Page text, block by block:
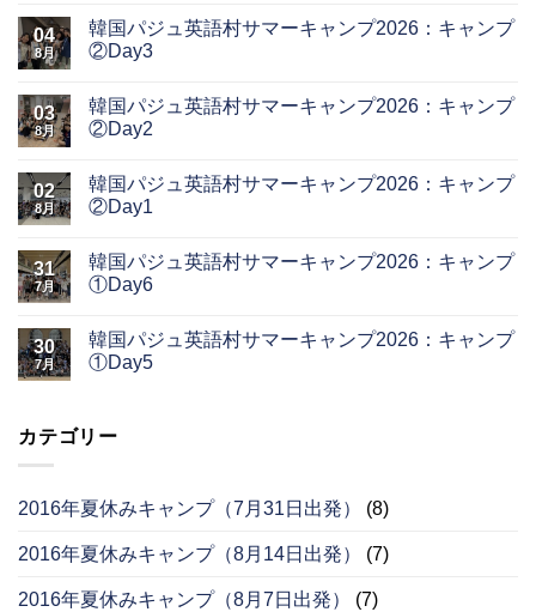
04
8月
韓国パジュ英語村サマーキャンプ2026：キャンプ
②Day3
03
8月
韓国パジュ英語村サマーキャンプ2026：キャンプ
②Day2
02
8月
韓国パジュ英語村サマーキャンプ2026：キャンプ
②Day1
31
7月
韓国パジュ英語村サマーキャンプ2026：キャンプ
①Day6
30
7月
韓国パジュ英語村サマーキャンプ2026：キャンプ
①Day5
カテゴリー
2016年夏休みキャンプ（7月31日出発） (8)
2016年夏休みキャンプ（8月14日出発） (7)
2016年夏休みキャンプ（8月7日出発） (7)